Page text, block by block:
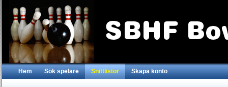
Hem Sök spelare Snittlistor Skapa konto